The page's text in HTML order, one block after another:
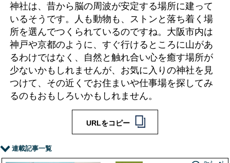
神社は、昔から脳の周波が安定する場所に建って
いるそうです。人も動物も、ストンと落ち着く場
所を選んでつくられているのですね。大阪市内は
神戸や京都のように、すぐ行けるところに山があ
るわけではなく、自然と触れ合い心を癒す場所が
少ないかもしれませんが、お気に入りの神社を見
つけて、その近くでお住まいや仕事場を探してみ
るのもおもしろいかもしれません。
URLをコピー
連載記事一覧